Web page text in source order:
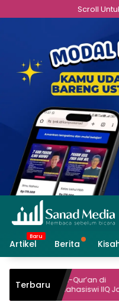
to
Scroll
Artikel Berita
Terbaru
Qur’an di
IIQ Jakarta